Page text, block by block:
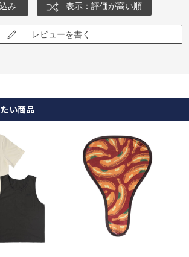
み 表示：評価が高い順
レビューを書く
い商品